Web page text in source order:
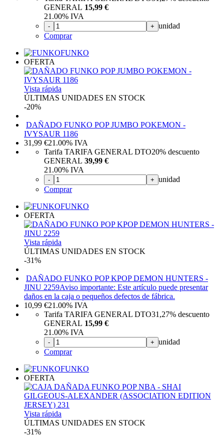
GENERAL 15,99 €
21.00% IVA
- + unidad
Comprar
FUNKO
OFERTA
Vista rápida
ÚLTIMAS UNIDADES EN STOCK
-20%
DAÑADO FUNKO POP JUMBO POKEMON -
IVYSAUR 1186
31,99 €21.00% IVA
Tarifa TARIFA GENERAL DTO20% descuento
GENERAL 39,99 €
21.00% IVA
- + unidad
Comprar
FUNKO
OFERTA
Vista rápida
ÚLTIMAS UNIDADES EN STOCK
-31%
DAÑADO FUNKO POP KPOP DEMON HUNTERS -
JINU 2259Aviso importante: Este artículo puede presentar
daños en la caja o pequeños defectos de fábrica.
10,99 €21.00% IVA
Tarifa TARIFA GENERAL DTO31,27% descuento
GENERAL 15,99 €
21.00% IVA
- + unidad
Comprar
FUNKO
OFERTA
Vista rápida
ÚLTIMAS UNIDADES EN STOCK
-31%